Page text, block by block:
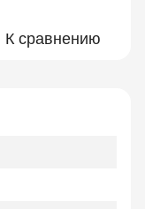
К сравнению